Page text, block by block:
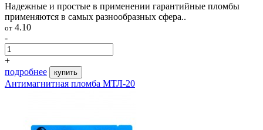
Надежные и простые в применении гарантийные пломбы
применяются в самых разнообразных сфера..
от 4.10
-
+
подробнее
купить
Антимагнитная пломба МТЛ-20